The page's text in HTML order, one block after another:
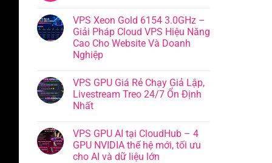
VPS Xeon Gold 6154 3.0GHz –
Giải Pháp Cloud VPS Hiệu Năng
Cao Cho Website Và Doanh
Nghiệp
VPS GPU Giá Rẻ Chạy Giả Lập,
Livestream Treo 24/7 Ổn Định
Nhất
VPS GPU AI tại CloudHub – 4
GPU NVIDIA thế hệ mới, tối ưu
cho AI và dữ liệu lớn